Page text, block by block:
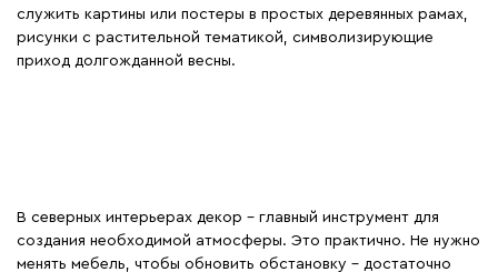
служить картины или постеры в простых деревянных рамах,
рисунки с растительной тематикой, символизирующие
приход долгожданной весны.
В северных интерьерах декор – главный инструмент для
создания необходимой атмосферы. Это практично. Не нужно
менять мебель, чтобы обновить обстановку – достаточно